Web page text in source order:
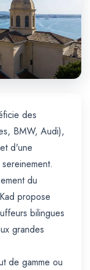
des
BMW, Audi),
d'une
du
propose
bilingues
grandes
de gamme ou